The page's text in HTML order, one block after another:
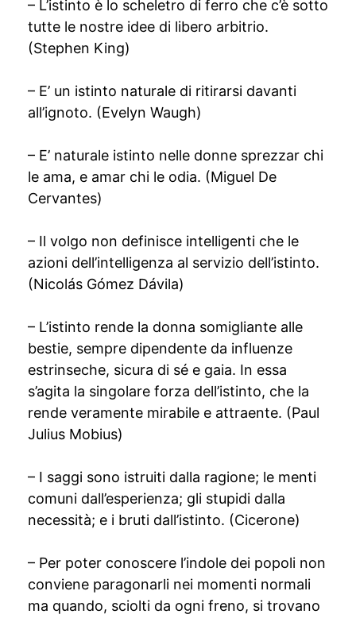
– L’istinto è lo scheletro di ferro che c’è sotto
tutte le nostre idee di libero arbitrio.
(Stephen King)
– E’ un istinto naturale di ritirarsi davanti
all’ignoto. (Evelyn Waugh)
– E’ naturale istinto nelle donne sprezzar chi
le ama, e amar chi le odia. (Miguel De
Cervantes)
– Il volgo non definisce intelligenti che le
azioni dell’intelligenza al servizio dell’istinto.
(Nicolás Gómez Dávila)
– L’istinto rende la donna somigliante alle
bestie, sempre dipendente da influenze
estrinseche, sicura di sé e gaia. In essa
s’agita la singolare forza dell’istinto, che la
rende veramente mirabile e attraente. (Paul
Julius Mobius)
– I saggi sono istruiti dalla ragione; le menti
comuni dall’esperienza; gli stupidi dalla
necessità; e i bruti dall’istinto. (Cicerone)
– Per poter conoscere l’indole dei popoli non
conviene paragonarli nei momenti normali
ma quando, sciolti da ogni freno, si trovano